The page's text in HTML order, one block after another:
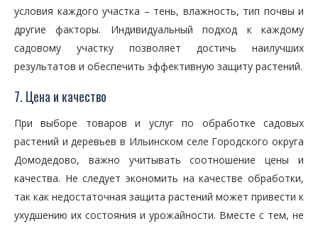
условия каждого участка – тень, влажность, тип почвы и
другие факторы. Индивидуальный подход к каждому
садовому участку позволяет достичь наилучших
результатов и обеспечить эффективную защиту растений.
7. Цена и качество
При выборе товаров и услуг по обработке садовых
растений и деревьев в Ильинском селе Городского округа
Домодедово, важно учитывать соотношение цены и
качества. Не следует экономить на качестве обработки,
так как недостаточная защита растений может привести к
ухудшению их состояния и урожайности. Вместе с тем, не